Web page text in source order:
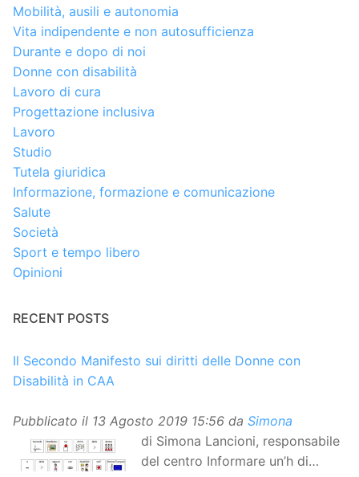
Mobilità, ausili e autonomia
Vita indipendente e non autosufficienza
Durante e dopo di noi
Donne con disabilità
Lavoro di cura
Progettazione inclusiva
Lavoro
Studio
Tutela giuridica
Informazione, formazione e comunicazione
Salute
Società
Sport e tempo libero
Opinioni
RECENT POSTS
Il Secondo Manifesto sui diritti delle Donne con
Disabilità in CAA
Pubblicato il 13 Agosto 2019 15:56 da Simona
di Simona Lancioni, responsabile
del centro Informare un’h di